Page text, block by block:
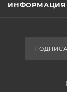
ИНФОРМАЦИЯ